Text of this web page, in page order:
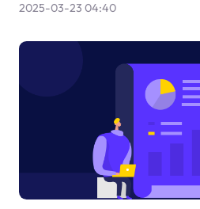
2025-03-23 04:40